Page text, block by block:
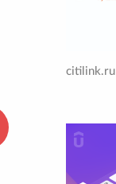
citilink.ru